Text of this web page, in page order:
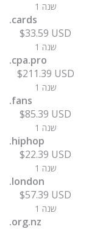
1 שנה
.cards
$33.59 USD
1 שנה
.cpa.pro
$211.39 USD
1 שנה
.fans
$85.39 USD
1 שנה
.hiphop
$22.39 USD
1 שנה
.london
$57.39 USD
1 שנה
.org.nz